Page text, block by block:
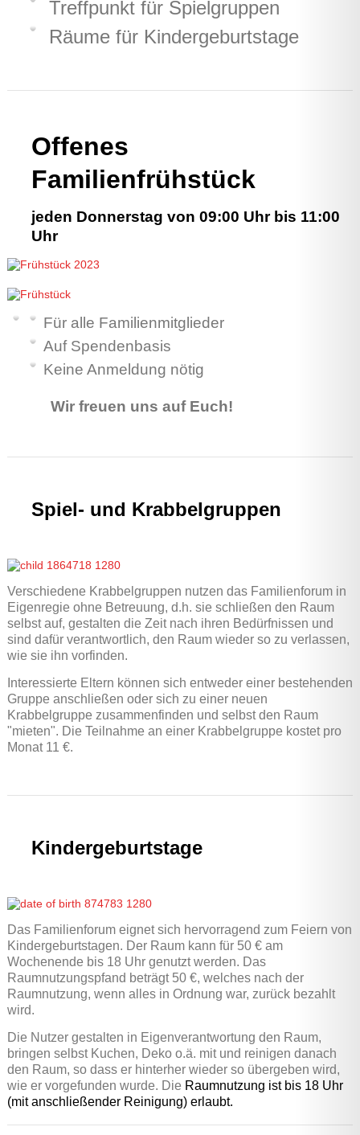
Treffpunkt für Spielgruppen
Räume für Kindergeburtstage
Offenes
Familienfrühstück
jeden Donnerstag von 09:00 Uhr bis 11:00
Uhr
Für alle Familienmitglieder
Auf Spendenbasis
Keine Anmeldung nötig
Wir freuen uns auf Euch!
Spiel- und Krabbelgruppen
Verschiedene Krabbelgruppen nutzen das Familienforum in
Eigenregie ohne Betreuung, d.h. sie schließen den Raum
selbst auf, gestalten die Zeit nach ihren Bedürfnissen und
sind dafür verantwortlich, den Raum wieder so zu verlassen,
wie sie ihn vorfinden.
Interessierte Eltern können sich entweder einer bestehenden
Gruppe anschließen oder sich zu einer neuen
Krabbelgruppe zusammenfinden und selbst den Raum
"mieten". Die Teilnahme an einer Krabbelgruppe kostet pro
Monat 11 €.
Kindergeburtstage
Das Familienforum eignet sich hervorragend zum Feiern von
Kindergeburtstagen. Der Raum kann für 50 € am
Wochenende bis 18 Uhr genutzt werden. Das
Raumnutzungspfand beträgt 50 €, welches nach der
Raumnutzung, wenn alles in Ordnung war, zurück bezahlt
wird.
Die Nutzer gestalten in Eigenverantwortung den Raum,
bringen selbst Kuchen, Deko o.ä. mit und reinigen danach
den Raum, so dass er hinterher wieder so übergeben wird,
wie er vorgefunden wurde. Die Raumnutzung ist bis 18 Uhr
(mit anschließender Reinigung) erlaubt.